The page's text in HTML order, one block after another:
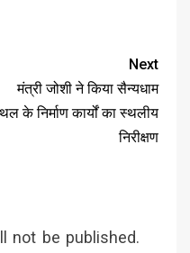
Next
मंत्री जोशी ने किया सैन्यधाम
के निर्माण कार्यों का स्थलीय
निरीक्षण
not be published.